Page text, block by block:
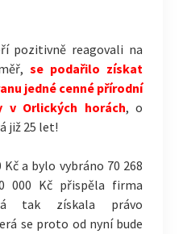
pozitivně reagovali na
se podařilo získat
jedné cenné přírodní
v Orlických horách, o
již 25 let!
a bylo vybráno 70 268
000 Kč přispěla firma
tak získala právo
se proto od nyní bude